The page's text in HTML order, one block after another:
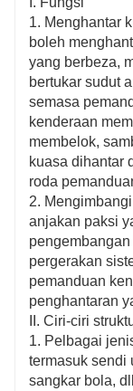
1. Menghantar
boleh
yang berbeza,
bertukar sudut
semasa
kenderaan
membelok,
kuasa dihantar
roda
2.
anjakan paksi
pergerakan
pemanduan
penghantaran
II. Ciri-ciri
1. Pelbagai
termasuk sendi
sangkar bola,